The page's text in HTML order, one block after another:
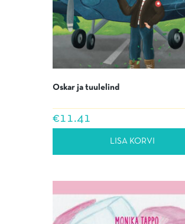
Oskar ja tuulelind
€11.41
LISA KORVI